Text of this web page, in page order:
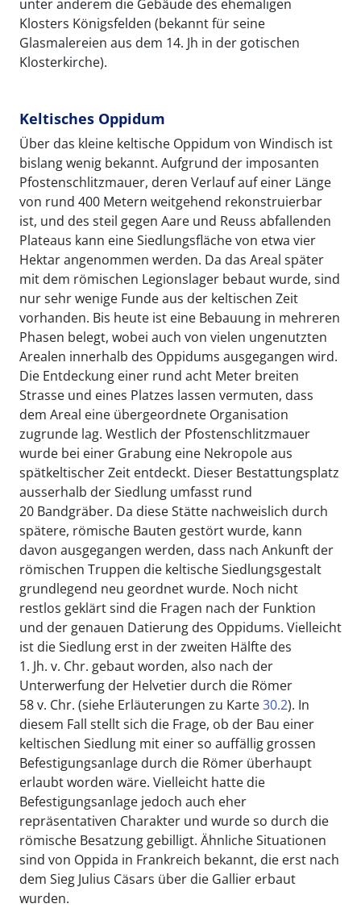
unter anderem die Gebäude des ehemaligen
Klosters Königsfelden (bekannt für seine
Glasmalereien aus dem 14. Jh in der gotischen
Klosterkirche).
Keltisches Oppidum
Über das kleine keltische Oppidum von Windisch ist
bislang wenig bekannt. Aufgrund der imposanten
Pfostenschlitzmauer, deren Verlauf auf einer Länge
von rund 400 Metern weitgehend rekonstruierbar
ist, und des steil gegen Aare und Reuss abfallenden
Plateaus kann eine Siedlungsfläche von etwa vier
Hektar angenommen werden. Da das Areal später
mit dem römischen Legionslager bebaut wurde, sind
nur sehr wenige Funde aus der keltischen Zeit
vorhanden. Bis heute ist eine Bebauung in mehreren
Phasen belegt, wobei auch von vielen ungenutzten
Arealen innerhalb des Oppidums ausgegangen wird.
Die Entdeckung einer rund acht Meter breiten
Strasse und eines Platzes lassen vermuten, dass
dem Areal eine übergeordnete Organisation
zugrunde lag. Westlich der Pfostenschlitzmauer
wurde bei einer Grabung eine Nekropole aus
spätkeltischer Zeit entdeckt. Dieser Bestattungsplatz
ausserhalb der Siedlung umfasst rund
20 Bandgräber. Da diese Stätte nachweislich durch
spätere, römische Bauten gestört wurde, kann
davon ausgegangen werden, dass nach Ankunft der
römischen Truppen die keltische Siedlungsgestalt
grundlegend neu geordnet wurde. Noch nicht
restlos geklärt sind die Fragen nach der Funktion
und der genauen Datierung des Oppidums. Vielleicht
ist die Siedlung erst in der zweiten Hälfte des
1. Jh. v. Chr. gebaut worden, also nach der
Unterwerfung der Helvetier durch die Römer
58 v. Chr. (siehe Erläuterungen zu Karte30.2). In
diesem Fall stellt sich die Frage, ob der Bau einer
keltischen Siedlung mit einer so auffällig grossen
Befestigungsanlage durch die Römer überhaupt
erlaubt worden wäre. Vielleicht hatte die
Befestigungsanlage jedoch auch eher
repräsentativen Charakter und wurde so durch die
römische Besatzung gebilligt. Ähnliche Situationen
sind von Oppida in Frankreich bekannt, die erst nach
dem Sieg Julius Cäsars über die Gallier erbaut
wurden.